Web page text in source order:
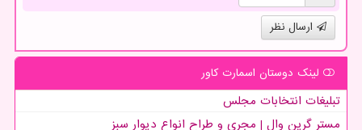
ارسال نظر
لینک دوستان اسمارت كاور
تبلیغات انتخابات مجلس
مستر گرین وال | مجری و طراح انواع دیوار سبز